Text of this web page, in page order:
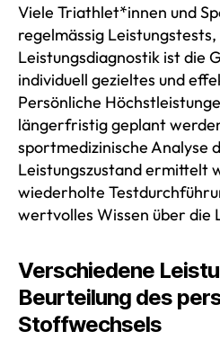
Viele Triathlet*innen und
regelmässig Leistungstests,
Leistungsdiagnostik ist die
individuell gezieltes und
Persönliche
längerfristig geplant
sportmedizinische Analyse
Leistungszustand ermittelt
wiederholte
wertvolles Wissen über die
Verschiedene
Beurteilung des
Stoffwechsels